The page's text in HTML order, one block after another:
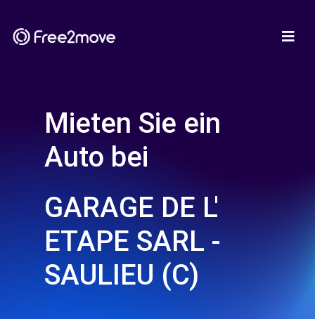
Mieten Sie ein
Auto bei
GARAGE DE L'
ETAPE SARL -
SAULIEU (C)